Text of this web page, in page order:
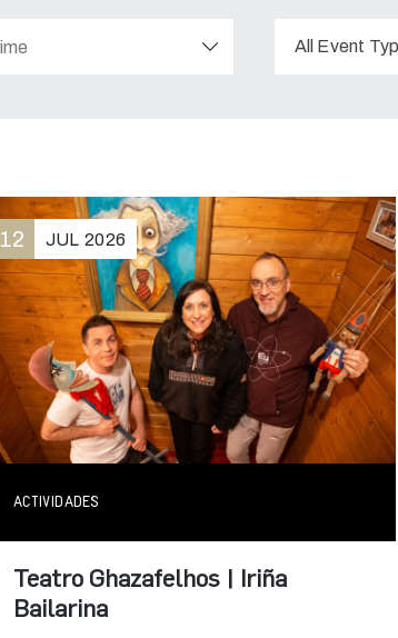
All Event
12 JUL 2026
ACTIVIDADES
Teatro Ghazafelhos | Iriña
Bailarina